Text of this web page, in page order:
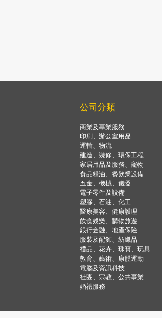
公司分類
商業及專業服務
印刷、辦公室用品
運輸、物流
建造、裝修、環保工程
家居用品及服務、寵物
食品糧油、餐飲業設備
五金、機械、儀器
電子零件及設備
塑膠、石油、化工
醫療美容、健康護理
飲食娛樂、購物旅遊
銀行金融、地產保險
服裝及配飾、紡織品
禮品、花卉、珠寶、玩具
教育、藝術、康體運動
電腦及資訊科技
社團、宗教、公共事業
婚禮服務